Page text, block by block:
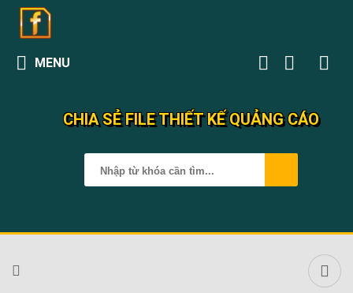
MENU
CHIA SẺ FILE THIẾT KẾ QUẢNG CÁO